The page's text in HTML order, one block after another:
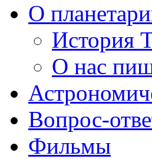
О
История
О нас
Вопрос-
Фильмы